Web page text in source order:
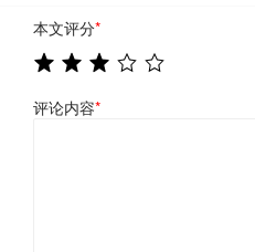
本文评分*
评论内容*